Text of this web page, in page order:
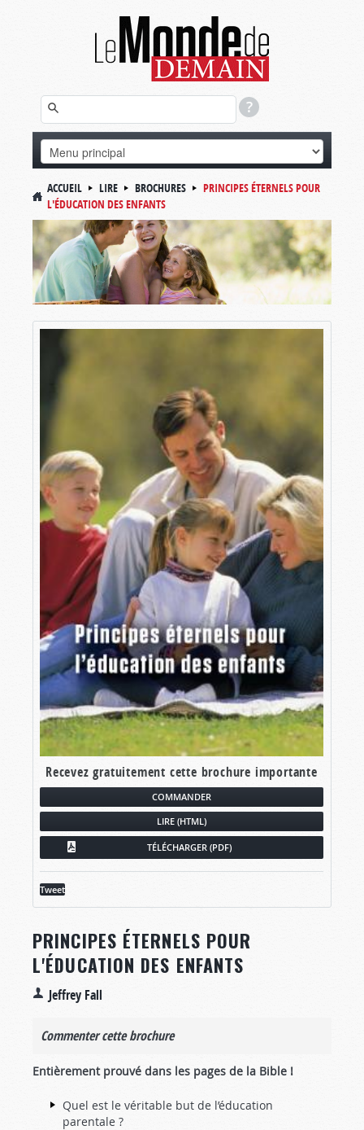
ACCUEIL LIRE BROCHURES
PRINCIPES ÉTERNELS POUR
L'ÉDUCATION DES ENFANTS
Recevez gratuitement cette brochure importante
COMMANDER
LIRE (HTML)
TÉLÉCHARGER (PDF)
Tweet
PRINCIPES ÉTERNELS POUR
L'ÉDUCATION DES ENFANTS
Jeffrey Fall
Commenter cette brochure
Entièrement prouvé dans les pages de la Bible !
Quel est le véritable but de l’éducation
parentale ?